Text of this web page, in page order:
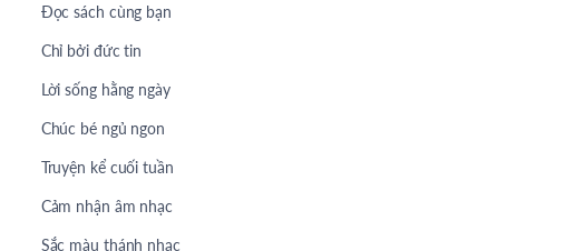
Đọc sách cùng bạn
Chỉ bởi đức tin
Lời sống hằng ngày
Chúc bé ngủ ngon
Truyện kể cuối tuần
Cảm nhận âm nhạc
Sắc màu thánh nhạc